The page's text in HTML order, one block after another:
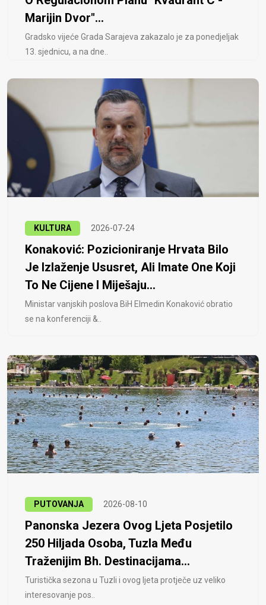
Marijin Dvor"...
Gradsko vijeće Grada Sarajeva zakazalo je za ponedjeljak
13. sjednicu, a na dne..
KULTURA 2026-07-24
Konaković: Pozicioniranje Hrvata Bilo
Je Izlaženje Ususret, Ali Imate One Koji
To Ne Cijene I Miješaju...
Ministar vanjskih poslova BiH Elmedin Konaković obratio
se na konferenciji &..
PUTOVANJA 2026-08-10
Panonska Jezera Ovog Ljeta Posjetilo
250 Hiljada Osoba, Tuzla Među
Traženijim Bh. Destinacijama...
Turistička sezona u Tuzli i ovog ljeta protječe uz veliko
interesovanje pos..